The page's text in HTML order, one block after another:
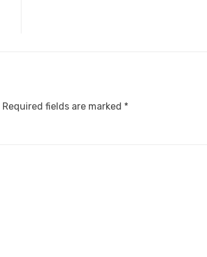
Required fields are marked *